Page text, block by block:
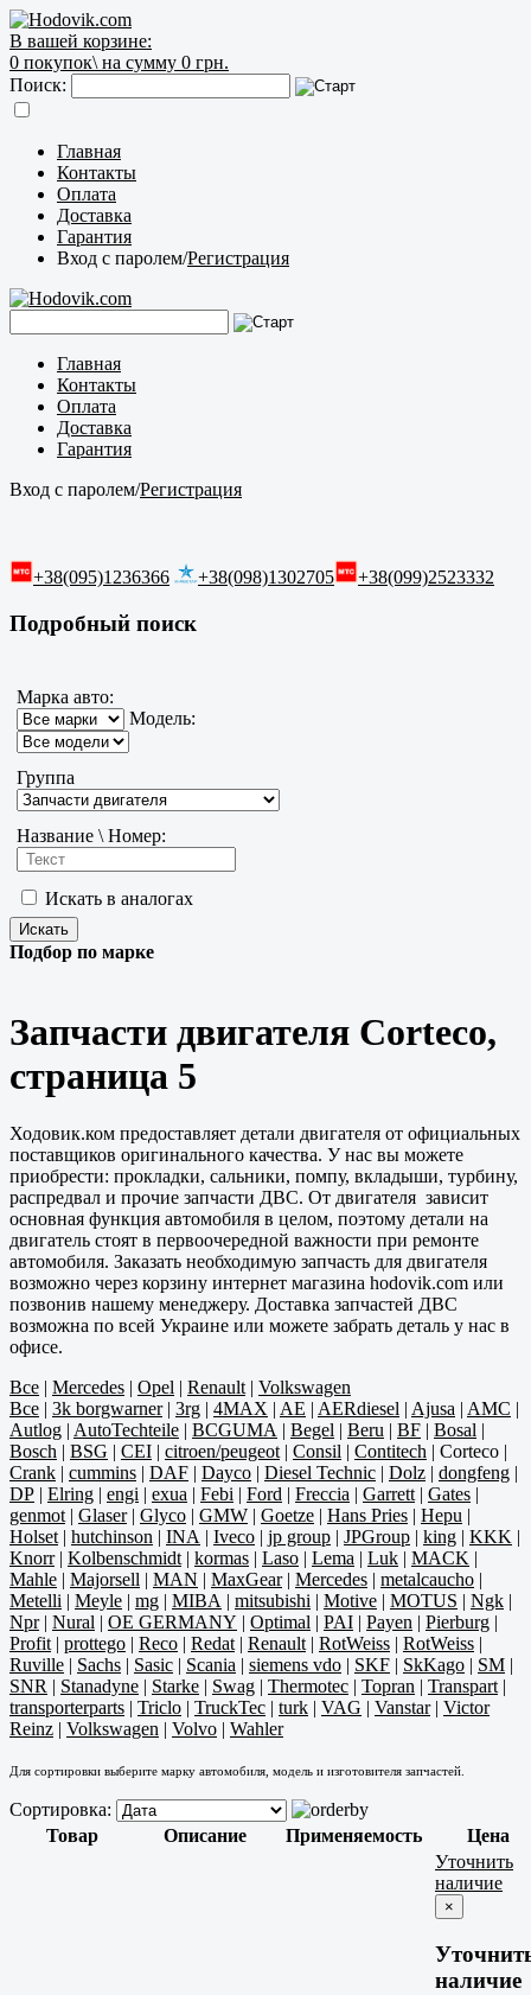
В вашей корзине:
0 покупок\ на сумму 0 грн.
Поиск:
Главная
Контакты
Оплата
Доставка
Гарантия
Вход с паролем/Регистрация
Главная
Контакты
Оплата
Доставка
Гарантия
Вход с паролем/Регистрация
+38(095)1236366 +38(098)1302705 +38(099)2523332
Подробный поиск
Марка авто:
Модель:
Группа
Название \ Номер:
Искать в аналогах
Подбор по марке
Запчасти двигателя Corteco,
страница 5
Ходовик.ком предоставляет детали двигателя от официальных
поставщиков оригинального качества. У нас вы можете
приобрести: прокладки, сальники, помпу, вкладыши, турбину,
распредвал и прочие запчасти ДВС. От двигателя зависит
основная функция автомобиля в целом, поэтому детали на
двигатель стоят в первоочередной важности при ремонте
автомобиля. Заказать необходимую запчасть для двигателя
возможно через корзину интернет магазина hodovik.com или
позвонив нашему менеджеру. Доставка запчастей ДВС
возможна по всей Украине или можете забрать деталь у нас в
офисе.
Все | Mercedes | Opel | Renault | Volkswagen
Все | 3k borgwarner| 3rg | 4MAX | AE | AERdiesel | Ajusa | AMC |
Autlog | AutoTechteile | BCGUMA | Begel | Beru | BF | Bosal |
Bosch | BSG | CEI | citroen/peugeot | Consil | Contitech | Corteco |
Crank | cummins | DAF | Dayco | Diesel Technic | Dolz | dongfeng |
DP | Elring | engi | exua | Febi | Ford | Freccia | Garrett | Gates |
genmot | Glaser| Glyco | GMW | Goetze | Hans Pries | Hepu |
Holset | hutchinson | INA | Iveco | jp group | JPGroup | king | KKK |
Knorr| Kolbenschmidt | kormas | Laso | Lema | Luk | MACK |
Mahle | Majorsell | MAN | MaxGear| Mercedes | metalcaucho |
Metelli | Meyle | mg | MIBA | mitsubishi | Motive | MOTUS | Ngk |
Npr| Nural | OE GERMANY | Optimal | PAI | Payen | Pierburg |
Profit | prottego | Reco | Redat | Renault | RotWeiss | RotWeiss |
Ruville | Sachs | Sasic | Scania | siemens vdo | SKF | SkKago | SM |
SNR | Stanadyne | Starke | Swag | Thermotec | Topran | Transpart |
transporterparts | Triclo | TruckTec | turk | VAG | Vanstar| Victor
Reinz | Volkswagen | Volvo | Wahler
Для сортировки выберите марку автомобиля, модель и изготовителя запчастей.
Сортировка:
Товар
Описание Применяемость Цена
Уточнить
наличие
×
наличие